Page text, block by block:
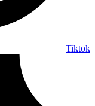
Tiktok